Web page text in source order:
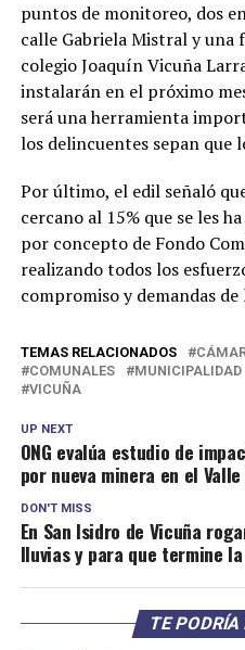
puntos de monitoreo, dos
calle Gabriela Mistral y una
colegio Joaquín Vicuña
instalarán en el próximo
será una herramienta
los delincuentes sepan que
Por último, el edil señaló
cercano al 15% que se les
por concepto de Fondo
realizando todos los
compromiso y demandas
TEMAS RELACIONADOS
COMUNALES
MUNICIPALIDAD
VICUÑA
UP NEXT
ONG evalúa estudio de
por nueva minera en el
DON'T MISS
En San Isidro de Vicuña
lluvias y para que termine
TE PODRÍA